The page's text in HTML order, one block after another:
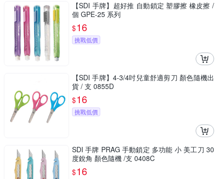
【SDI 手牌】超好推 自動鎖定 塑膠擦 橡皮擦 /
個 GPE-25 系列
$16
挑戰低價
【SDI 手牌】4-3/4吋兒童舒適剪刀 顏色隨機出
貨 / 支 0855D
$16
挑戰低價
SDI 手牌 PRAG 手動鎖定 多功能 小 美工刀 30
度銳角 顏色隨機 /支 0408C
$16